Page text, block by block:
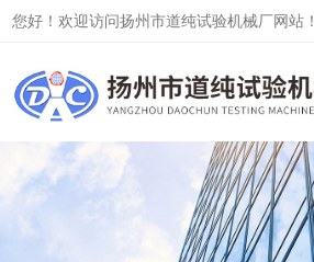
您好！欢迎访问扬州市道纯试验机械厂网站！